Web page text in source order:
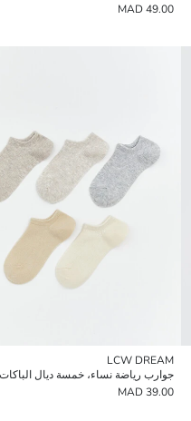
49.00 MAD
LCW DREAM
جوارب رياضة نساء، خمسة ديال الباكات
39.00 MAD